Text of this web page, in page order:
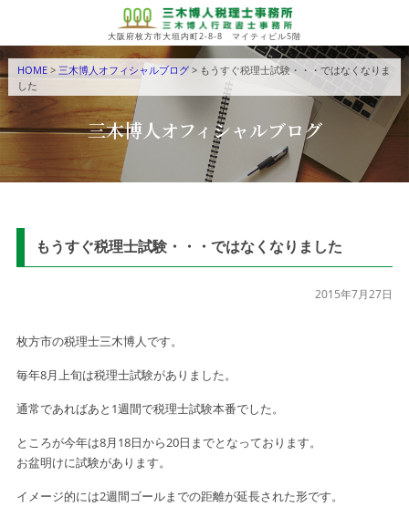
大阪府枚方市大垣内町2-8-8 マイティビル5階
HOME> 三木博人オフィシャルブログ> もうすぐ税理士試験・・・ではなくなりま
した
三木博人オフィシャルブログ
もうすぐ税理士試験・・・ではなくなりました
2015年7月27日
枚方市の税理士三木博人です。
毎年8月上旬は税理士試験がありました。
通常であればあと1週間で税理士試験本番でした。
ところが今年は8月18日から20日までとなっております。
お盆明けに試験があります。
イメージ的には2週間ゴールまでの距離が延長された形です。